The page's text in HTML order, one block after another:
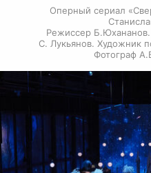
Оперный сериал
Режиссер
С. Лукьянов. Художник
Фотограф